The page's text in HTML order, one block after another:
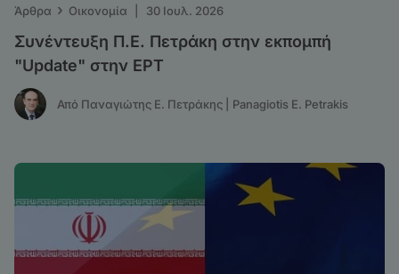
Άρθρα › Οικονομία 30 Ιουλ. 2026
Συνέντευξη Π.Ε. Πετράκη στην εκπομπή
"Update" στην ΕΡΤ
Από Παναγιώτης Ε. Πετράκης | Panagiotis E. Petrakis